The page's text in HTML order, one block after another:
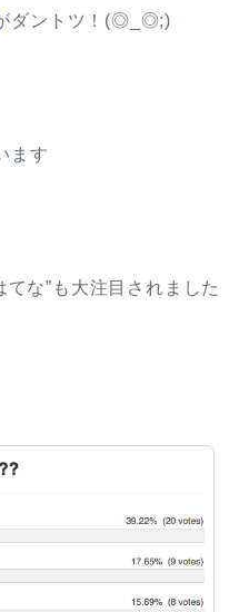
ダントツ！(◎_◎;)
ます
な”も大注目されました